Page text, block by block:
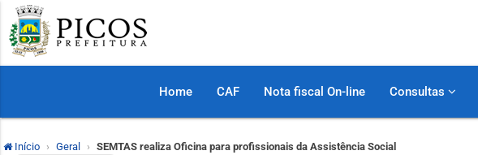
Home CAF Nota fiscal On-line Consultas
Início Geral
SEMTAS realiza Oficina para profissionais da Assistência Social